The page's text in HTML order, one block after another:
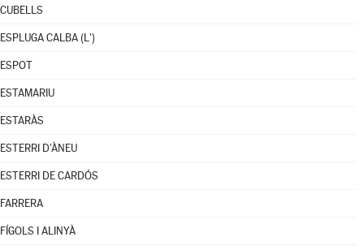
CUBELLS
ESPLUGA CALBA (L')
ESPOT
ESTAMARIU
ESTARÀS
ESTERRI D'ÀNEU
ESTERRI DE CARDÓS
FARRERA
FÍGOLS I ALINYÀ